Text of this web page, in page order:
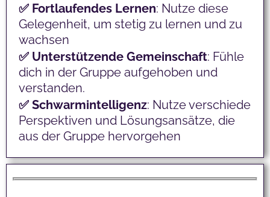
✅ Fortlaufendes Lernen: Nutze diese
Gelegenheit, um stetig zu lernen und zu
wachsen
✅ Unterstützende Gemeinschaft: Fühle
dich in der Gruppe aufgehoben und
verstanden.
✅ Schwarmintelligenz: Nutze verschiede
Perspektiven und Lösungsansätze, die
aus der Gruppe hervorgehen